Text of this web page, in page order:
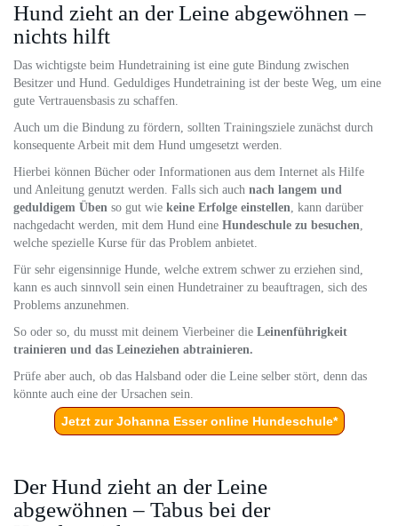
Hund zieht an der Leine abgewöhnen –
nichts hilft
Das wichtigste beim Hundetraining ist eine gute Bindung zwischen
Besitzer und Hund. Geduldiges Hundetraining ist der beste Weg, um eine
gute Vertrauensbasis zu schaffen.
Auch um die Bindung zu fördern, sollten Trainingsziele zunächst durch
konsequente Arbeit mit dem Hund umgesetzt werden.
Hierbei können Bücher oder Informationen aus dem Internet als Hilfe
und Anleitung genutzt werden. Falls sich auch nach langem und
geduldigem Üben so gut wie keine Erfolge einstellen, kann darüber
nachgedacht werden, mit dem Hund eine Hundeschule zu besuchen,
welche spezielle Kurse für das Problem anbietet.
Für sehr eigensinnige Hunde, welche extrem schwer zu erziehen sind,
kann es auch sinnvoll sein einen Hundetrainer zu beauftragen, sich des
Problems anzunehmen.
So oder so, du musst mit deinem Vierbeiner die Leinenführigkeit
trainieren und das Leineziehen abtrainieren.
Prüfe aber auch, ob das Halsband oder die Leine selber stört, denn das
könnte auch eine der Ursachen sein.
Jetzt zur Johanna Esser online Hundeschule*
Der Hund zieht an der Leine
abgewöhnen – Tabus bei der